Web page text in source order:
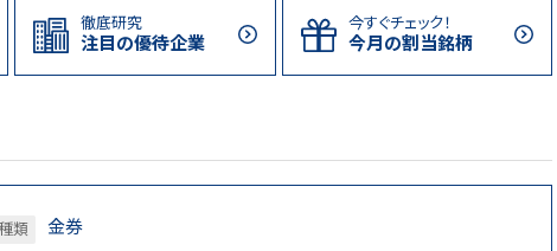
徹底研究
注目の優待企業
今すぐチェック！
今月の割当銘柄
類 金券